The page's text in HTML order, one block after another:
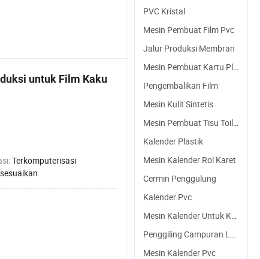
untuk Film Kaku
Terkomputerisasi
Kalender PVC
Pertukaran Panas
Pengisi Menara
PVC Kristal
Mesin Pembuat Film Pvc
Jalur Produksi Membran
Mesin Pembuat Kartu Plastik
Pengembalikan Film
Mesin Kulit Sintetis
Mesin Pembuat Tisu Toilet
Kalender Plastik
Mesin Kalender Rol Karet
Cermin Penggulung
Kalender Pvc
Mesin Kalender Untuk Karet
Penggiling Campuran Laboratorium
Mesin Kalender Pvc